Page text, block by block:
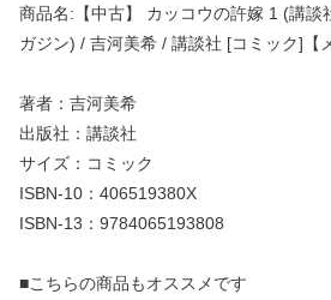
商品名:【中古】 カッコウの許嫁 1 (講談
ガジン) / 吉河美希 / 講談社 [コミック]【
著者：吉河美希
出版社：講談社
サイズ：コミック
ISBN-10：406519380X
ISBN-13：9784065193808
■こちらの商品もオススメです